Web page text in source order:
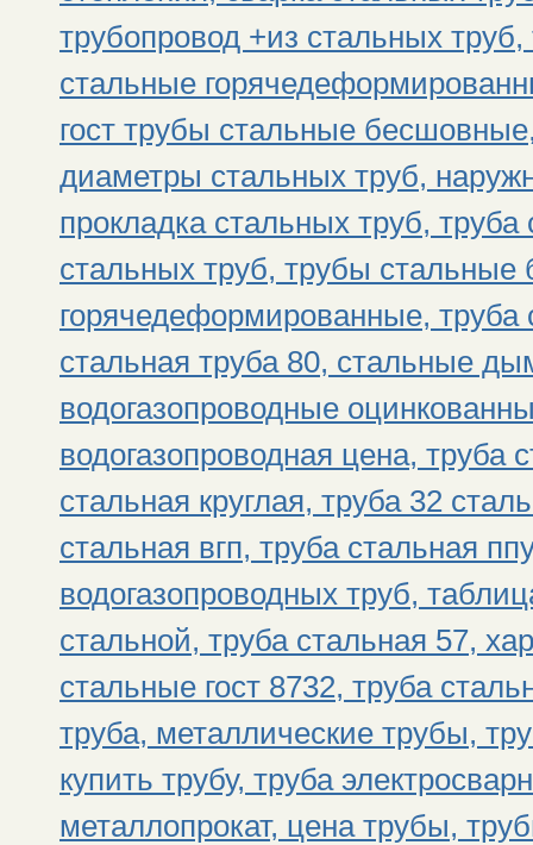
трубопровод +из стальных
стальные
гост трубы стальные
диаметры стальных труб,
прокладка стальных труб,
стальных труб, трубы
горячедеформированные, труба
стальная труба 80, стальные
водогазопроводные
водогазопроводная цена, труба
стальная круглая, труба 32
стальная вгп, труба стальная
водогазопроводных труб,
стальной, труба стальная 57,
стальные гост 8732, труба
труба, металлические трубы,
купить трубу, труба
металлопрокат, цена трубы,